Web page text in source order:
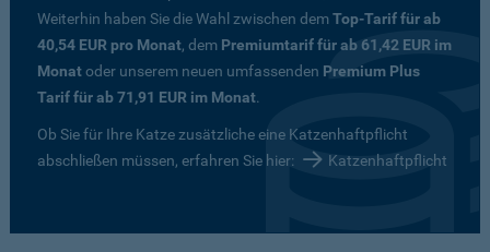
Weiterhin haben Sie die Wahl zwischen demTop-Tarif für ab
40,54 EUR pro Monat, dem Premiumtarif für ab 61,42 EUR im
Monatoder unserem neuen umfassenden Premium Plus
Tarif für ab 71,91 EUR im Monat.
Ob Sie für Ihre Katze zusätzliche eine Katzenhaftpflicht
abschließen müssen, erfahren Sie hier:
Katzenhaftpflicht